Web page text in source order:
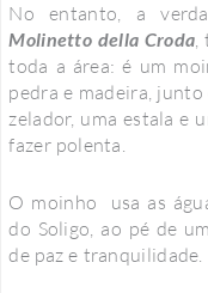
No entanto, a
Molinetto della Croda,
toda a área: é um
pedra e madeira,
zelador, uma estala e
fazer polenta.
O moinho usa as
do Soligo, ao pé de
de paz e